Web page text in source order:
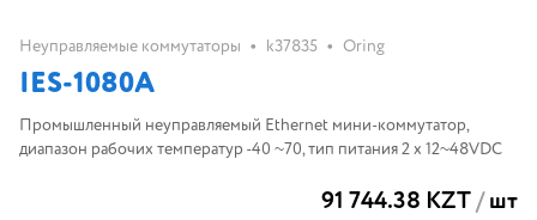
Неуправляемые коммутаторы • k37835 • Oring
IES-1080A
Промышленный неуправляемый Ethernet мини-коммутатор,
диапазон рабочих температур -40 ~70, тип питания 2 х 12~48VDC
91 744.38 KZT/шт